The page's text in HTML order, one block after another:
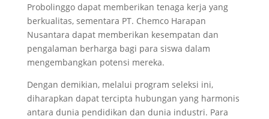
Probolinggo dapat memberikan tenaga kerja yang
berkualitas, sementara PT. Chemco Harapan
Nusantara dapat memberikan kesempatan dan
pengalaman berharga bagi para siswa dalam
mengembangkan potensi mereka.
Dengan demikian, melalui program seleksi ini,
diharapkan dapat tercipta hubungan yang harmonis
antara dunia pendidikan dan dunia industri. Para